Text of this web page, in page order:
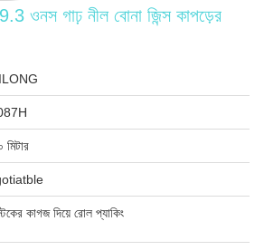
ওনস গাঢ় নীল বোনা জিন্স কাপড়ের
কাগজ দিয়ে রোল প্যাকিং